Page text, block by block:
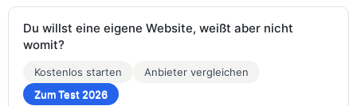
Du willst eine eigene Website, weißt aber nicht
womit?
Kostenlos starten
Anbieter vergleichen
Zum Test 2026